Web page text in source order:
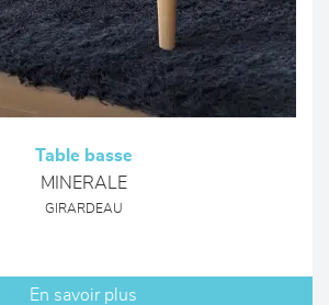
Table basse
MINERALE
GIRARDEAU
En savoir plus